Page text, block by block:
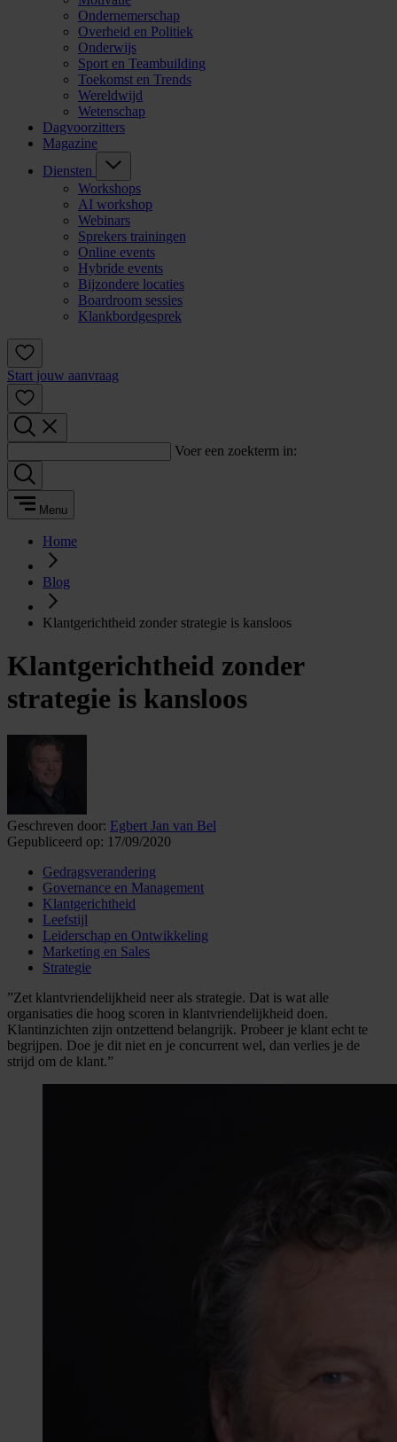
Ondernemerschap
Overheid en Politiek
Onderwijs
Sport en Teambuilding
Toekomst en Trends
Wereldwijd
Wetenschap
Dagvoorzitters
Magazine
Diensten
Workshops
AI workshop
Webinars
Sprekers trainingen
Online events
Hybride events
Bijzondere locaties
Boardroom sessies
Klankbordgesprek
Start jouw aanvraag
Voer een zoekterm in:
Menu
Home
Blog
Klantgerichtheid zonder strategie is kansloos
Klantgerichtheid zonder
strategie is kansloos
Geschreven door: Egbert Jan van Bel
Gepubliceerd op: 17/09/2020
Gedragsverandering
Governance en Management
Klantgerichtheid
Leefstijl
Leiderschap en Ontwikkeling
Marketing en Sales
Strategie
”Zet klantvriendelijkheid neer als strategie. Dat is wat alle
organisaties die hoog scoren in klantvriendelijkheid doen.
Klantinzichten zijn ontzettend belangrijk. Probeer je klant echt te
begrijpen. Doe je dit niet en je concurrent wel, dan verlies je de
strijd om de klant.”